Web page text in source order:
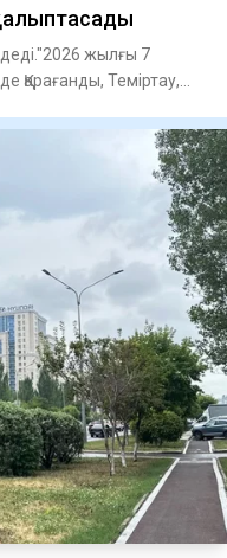
жылғы 7
Қарағанды, Теміртау,